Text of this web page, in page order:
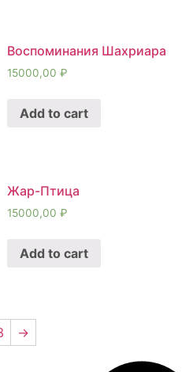
Воспоминания Шахриара
15000,00₽
Add to cart
Жар-Птица
15000,00₽
Add to cart
→